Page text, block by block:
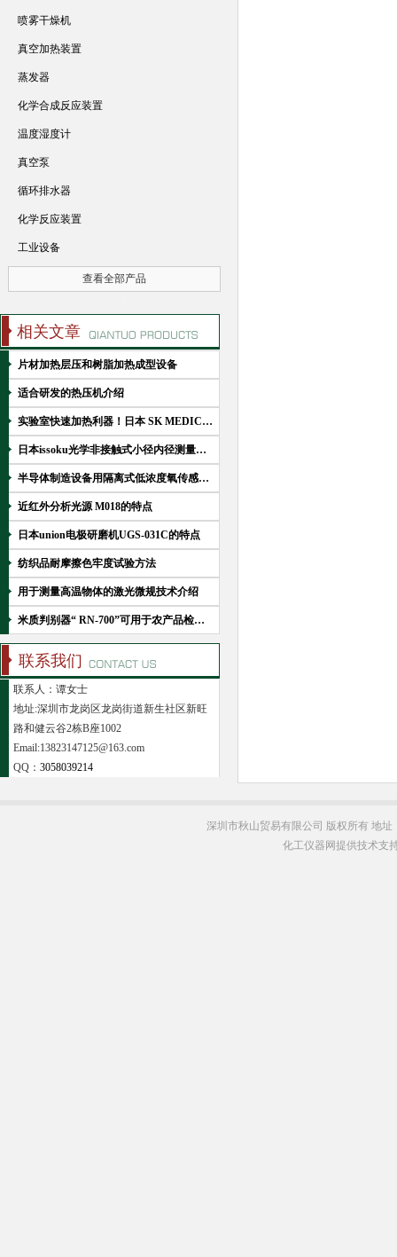
喷雾干燥机
真空加热装置
蒸发器
化学合成反应装置
温度湿度计
真空泵
循环排水器
化学反应装置
工业设备
查看全部产品
相关文章
片材加热层压和树脂加热成型设备
适合研发的热压机介绍
实验室快速加热利器！日本 SK MEDICAL 桌上型感应加热装置
日本issoku光学非接触式小径内径测量仪IDM的运用
半导体制造设备用隔离式低浓度氧传感器TB-II.F介绍
近红外分析光源 M018的特点
日本union电极研磨机UGS-031C的特点
纺织品耐摩擦色牢度试验方法
用于测量高温物体的激光微规技术介绍
米质判别器“ RN-700”可用于农产品检验和政府储备B类大米品质检测
联系我们
联系人：谭女士
地址:深圳市龙岗区龙岗街道新生社区新旺
路和健云谷2栋B座1002
Email:13823147125@163.com
QQ： 3058039214
深圳市秋山贸易有限公司 版权所有 地
化工仪器网提供技术支